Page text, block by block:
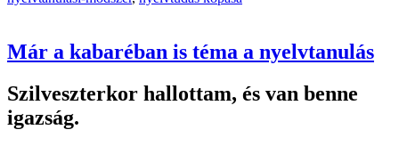
Már a kabaréban is téma a nyelvtanulás
Szilveszterkor hallottam, és van benne
igazság.